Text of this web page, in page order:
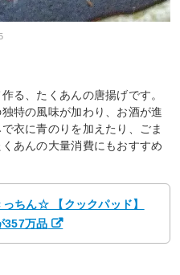
る、たくあんの唐揚げです。
特の風味が加わり、お酒が進
衣に青のりを加えたり、ごま
あんの大量消費にもおすすめ
ちん☆ 【クックパッド】
357万品